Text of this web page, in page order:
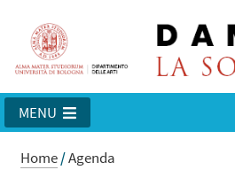
MENU
Home/Agenda